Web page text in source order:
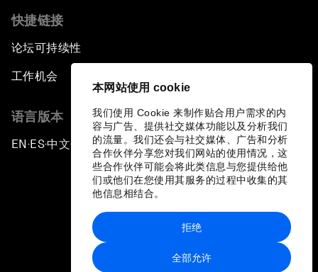
本网站使用 cookie
我们使用 Cookie 来制作贴合用户需求的内
容与广告、提供社交媒体功能以及分析我们
的流量。我们还会与社交媒体、广告和分析
合作伙伴分享您对我们网站的使用情况，这
些合作伙伴可能会将此类信息与您提供给他
们或他们在您使用其服务的过程中收集的其
他信息相结合。
全部允许
拒绝
快捷链接
论坛可持续性
工作机会
语言版本
EN ▪ ES▪中文▪ 日本語
站点地图